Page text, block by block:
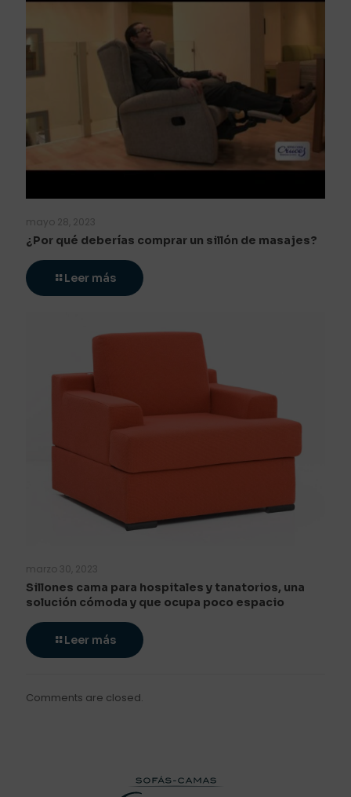
mayo 28, 2023
¿Por qué deberías comprar un sillón de masajes?
Leer más
marzo 30, 2023
Sillones cama para hospitales y tanatorios, una
solución cómoda y que ocupa poco espacio
Leer más
Comments are closed.